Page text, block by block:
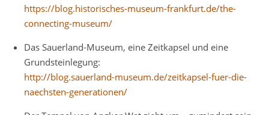
https://blog.historisches-museum-frankfurt.de/the-
connecting-museum/
Das Sauerland-Museum, eine Zeitkapsel und eine
Grundsteinlegung:
http://blog.sauerland-museum.de/zeitkapsel-fuer-die-
naechsten-generationen/